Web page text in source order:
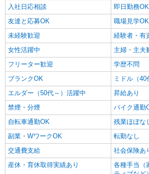
入社日応相談
即日勤務OK
友達と応募OK
職場見学
未経験歓迎
経験者・有
女性活躍中
主婦・主夫
フリーター歓迎
学歴不問
ブランクOK
ミドル（
エルダー（50代～）活躍中
昇給あり
禁煙・分煙
バイク通勤
自転車通勤OK
残業ほぼな
副業・WワークOK
転勤なし
交通費支給
社会保険あ
産休・育休取得実績あり
各種手当（